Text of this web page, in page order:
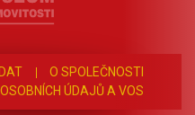
O SPOLEČNOSTI
ÚDAJŮ A VOS